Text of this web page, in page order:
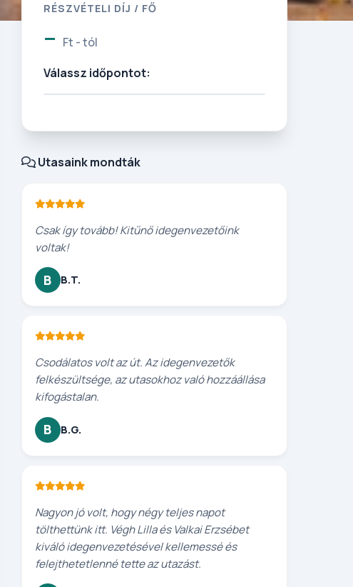
RÉSZVÉTELI DÍJ / FŐ
- Ft - tól
Válassz időpontot:
Utasaink mondták
Csak így tovább! Kitűnő idegenvezetőink
voltak!
B B.T.
Csodálatos volt az út. Az idegenvezetők
felkészültsége, az utasokhoz való hozzáállása
kifogástalan.
B B.G.
Nagyon jó volt, hogy négy teljes napot
tölthettünk itt. Végh Lilla és Valkai Erzsébet
kiváló idegenvezetésével kellemessé és
felejthetetlenné tette az utazást.